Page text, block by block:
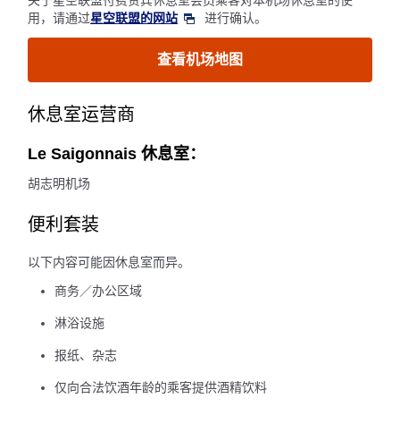
用，请通过星空联盟的网站 进行确认。
查看机场地图
休息室运营商
Le Saigonnais 休息室：
胡志明机场
便利套装
以下内容可能因休息室而异。
商务／办公区域
淋浴设施
报纸、杂志
仅向合法饮酒年龄的乘客提供酒精饮料